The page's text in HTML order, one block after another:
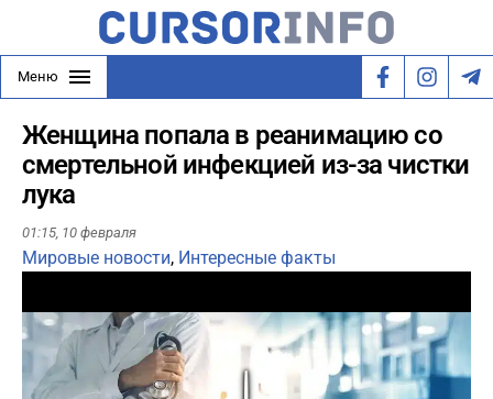
Меню
Женщина попала в реанимацию со
смертельной инфекцией из-за чистки
лука
01:15, 10 февраля
Мировые новости, Интересные факты